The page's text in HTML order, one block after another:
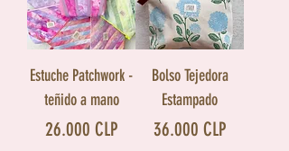
Estuche Patchwork -
teñido a mano
Precio
26.000 CLP
Bolso Tejedora
Estampado
Precio
36.000 CLP